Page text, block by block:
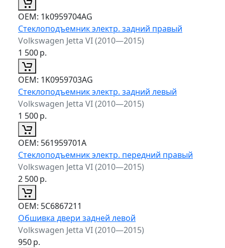
ОЕМ: 1k0959704AG
Стеклоподъемник электр. задний правый
Volkswagen Jetta VI (2010—2015)
1 500р.
ОЕМ: 1K0959703AG
Стеклоподъемник электр. задний левый
Volkswagen Jetta VI (2010—2015)
1 500р.
ОЕМ: 561959701A
Стеклоподъемник электр. передний правый
Volkswagen Jetta VI (2010—2015)
2 500р.
ОЕМ: 5C6867211
Обшивка двери задней левой
Volkswagen Jetta VI (2010—2015)
950р.